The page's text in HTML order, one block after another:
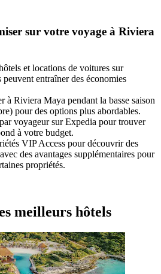
sur votre voyage à Riviera
et locations de voitures sur
entraîner des économies
à Riviera Maya pendant la basse saison
pour des options plus abordables.
voyageur sur Expedia pour trouver
à votre budget.
VIP Access pour découvrir des
des avantages supplémentaires pour
propriétés.
meilleurs hôtels